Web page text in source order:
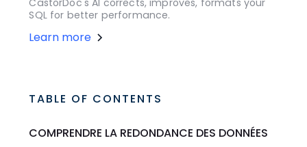
CastorDoc's AI corrects, improves, formats your
SQL for better performance.
Learn more
TABLE OF CONTENTS
COMPRENDRE LA REDONDANCE DES DONNÉES